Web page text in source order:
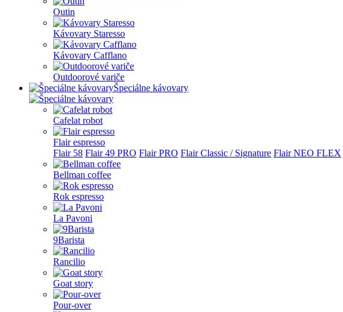
Outin
Kávovary Staresso
Kávovary Cafflano
Outdoorové variče
Špeciálne kávovary
Cafelat robot
Flair espresso
Flair 58 Flair 49 PRO Flair PRO Flair Classic / Signature Flair NEO FLEX
Bellman coffee
Rok espresso
La Pavoni
9Barista
Rancilio
Goat story
Pour-over